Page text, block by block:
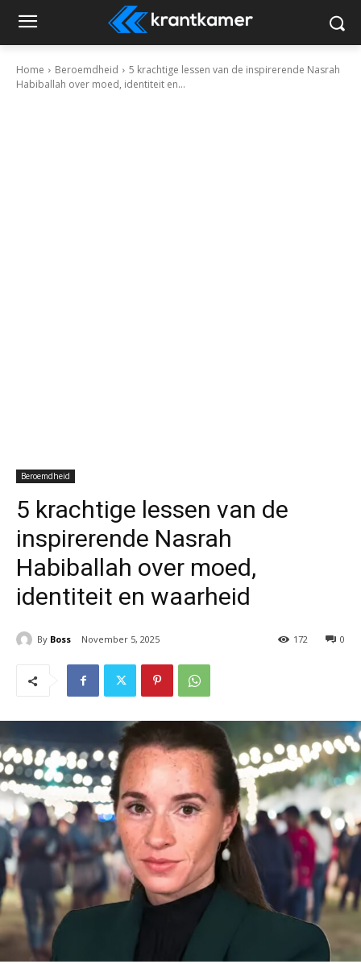
Home Beroemdheid
5 krachtige lessen van de inspirerende Nasrah
Habiballah over moed, identiteit en...
Beroemdheid
5 krachtige lessen van de
inspirerende Nasrah
Habiballah over moed,
identiteit en waarheid
By Boss November 5, 2025 0
172